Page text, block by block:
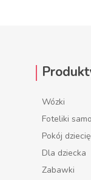
Wózki
Foteliki
Pokój
Dla dziecka
Zabawki